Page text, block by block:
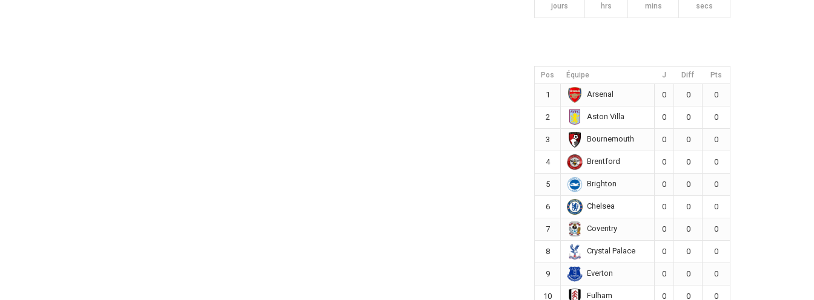
jours hrs mins secs
Pos Équipe J Diff Pts
1 Arsenal 0 0 0
2 Aston Villa 0 0 0
3 Bournemouth 0 0 0
4 Brentford 0 0 0
5 Brighton 0 0 0
6 Chelsea 0 0 0
7 Coventry 0 0 0
8 Crystal Palace 0 0 0
9 Everton 0 0 0
10 Fulham 0 0 0